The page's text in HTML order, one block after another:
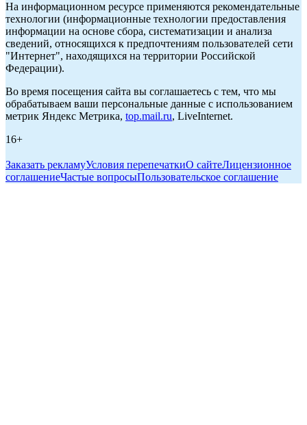
На информационном ресурсе применяются рекомендательные
технологии (информационные технологии предоставления
информации на основе сбора, систематизации и анализа
сведений, относящихся к предпочтениям пользователей сети
"Интернет", находящихся на территории Российской
Федерации).
Во время посещения сайта вы соглашаетесь с тем, что мы
обрабатываем ваши персональные данные с использованием
метрик Яндекс Метрика, top.mail.ru, LiveInternet.
16+
Заказать рекламуУсловия перепечаткиО сайтеЛицензионное
соглашениеЧастые вопросыПользовательское соглашение